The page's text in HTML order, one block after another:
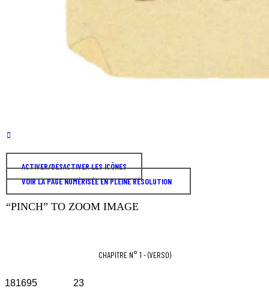
ACTIVER/DÉSACTIVER LES ICÔNES
VOIR LA PAGE NUMÉRISÉE EN PLEINE RÉSOLUTION
“PINCH” TO ZOOM IMAGE
CHAPITRE N° 1 - (VERSO)
181695 23